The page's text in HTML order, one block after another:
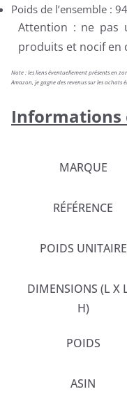
Poids de l’ensemble :
Attention : ne pas
produits et nocif en
Note : les liens éventuellement présents en
Amazon, je gagne des revenus sur les
Informations
MARQUE
RÉFÉRENCE
POIDS UNITAIRE
DIMENSIONS (L X
H)
POIDS
ASIN